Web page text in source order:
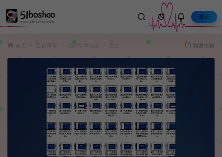
登录
会员博客 战神引擎专区 正文 我要投稿